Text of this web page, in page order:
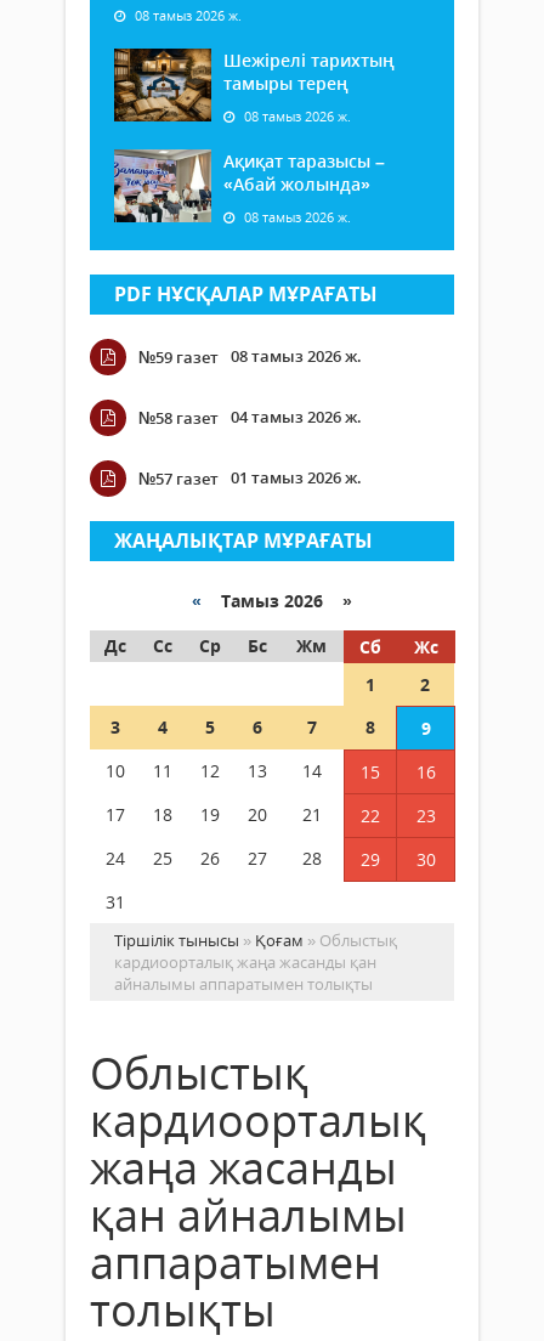
08 тамыз 2026 ж.
Шежірелі тарихтың
тамыры терең
08 тамыз 2026 ж.
Ақиқат таразысы –
«Абай жолында»
08 тамыз 2026 ж.
PDF НҰСҚАЛАР МҰРАҒАТЫ
№59 газет 08 тамыз 2026 ж.
№58 газет 04 тамыз 2026 ж.
№57 газет 01 тамыз 2026 ж.
ЖАҢАЛЫҚТАР МҰРАҒАТЫ
« Тамыз 2026 »
Дс
Сс Ср Бс Жм Сб
Жс
1
2
3
4 5 6 7 8
9
10
11 12 13 14 15
16
17
18 19 20 21 22
23
24
25 26 27 28 29
30
31
Тіршілік тынысы » Қоғам » Облыстық
кардиоорталық жаңа жасанды қан
айналымы аппаратымен толықты
Облыстық
кардиоорталық
жаңа жасанды
қан айналымы
аппаратымен
толықты